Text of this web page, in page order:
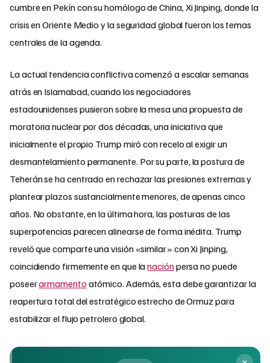
cumbre en Pekín con su homólogo de China, Xi Jinping, donde la
crisis en Oriente Medio y la seguridad global fueron los temas
centrales de la agenda.
La actual tendencia conflictiva comenzó a escalar semanas
atrás en Islamabad, cuando los negociadores
estadounidenses pusieron sobre la mesa una propuesta de
moratoria nuclear por dos décadas, una iniciativa que
inicialmente el propio Trump miró con recelo al exigir un
desmantelamiento permanente. Por su parte, la postura de
Teherán se ha centrado en rechazar las presiones extremas y
plantear plazos sustancialmente menores, de apenas cinco
años. No obstante, en la última hora, las posturas de las
superpotencias parecen alinearse de forma inédita. Trump
reveló que comparte una visión «similar» con Xi Jinping,
coincidiendo firmemente en que lanaciónpersa no puede
poseerarmamento atómico. Además, esta debe garantizar la
reapertura total del estratégico estrecho de Ormuz para
estabilizar el flujo petrolero global.